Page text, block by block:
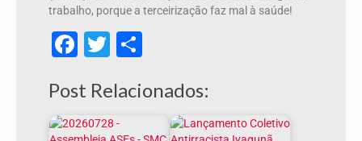
trabalho, porque a terceirização faz mal à saúde!
Facebook
Twitter
Post Relacionados: